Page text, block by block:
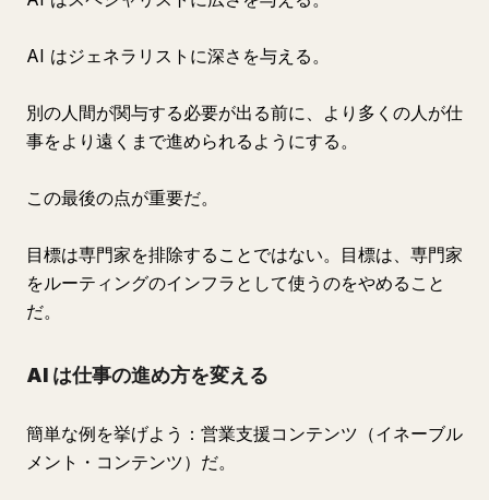
AI はジェネラリストに深さを与える。
別の人間が関与する必要が出る前に、より多くの人が仕
事をより遠くまで進められるようにする。
この最後の点が重要だ。
目標は専門家を排除することではない。目標は、専門家
をルーティングのインフラとして使うのをやめること
だ。
AI は仕事の進め方を変える
簡単な例を挙げよう：営業支援コンテンツ（イネーブル
メント・コンテンツ）だ。